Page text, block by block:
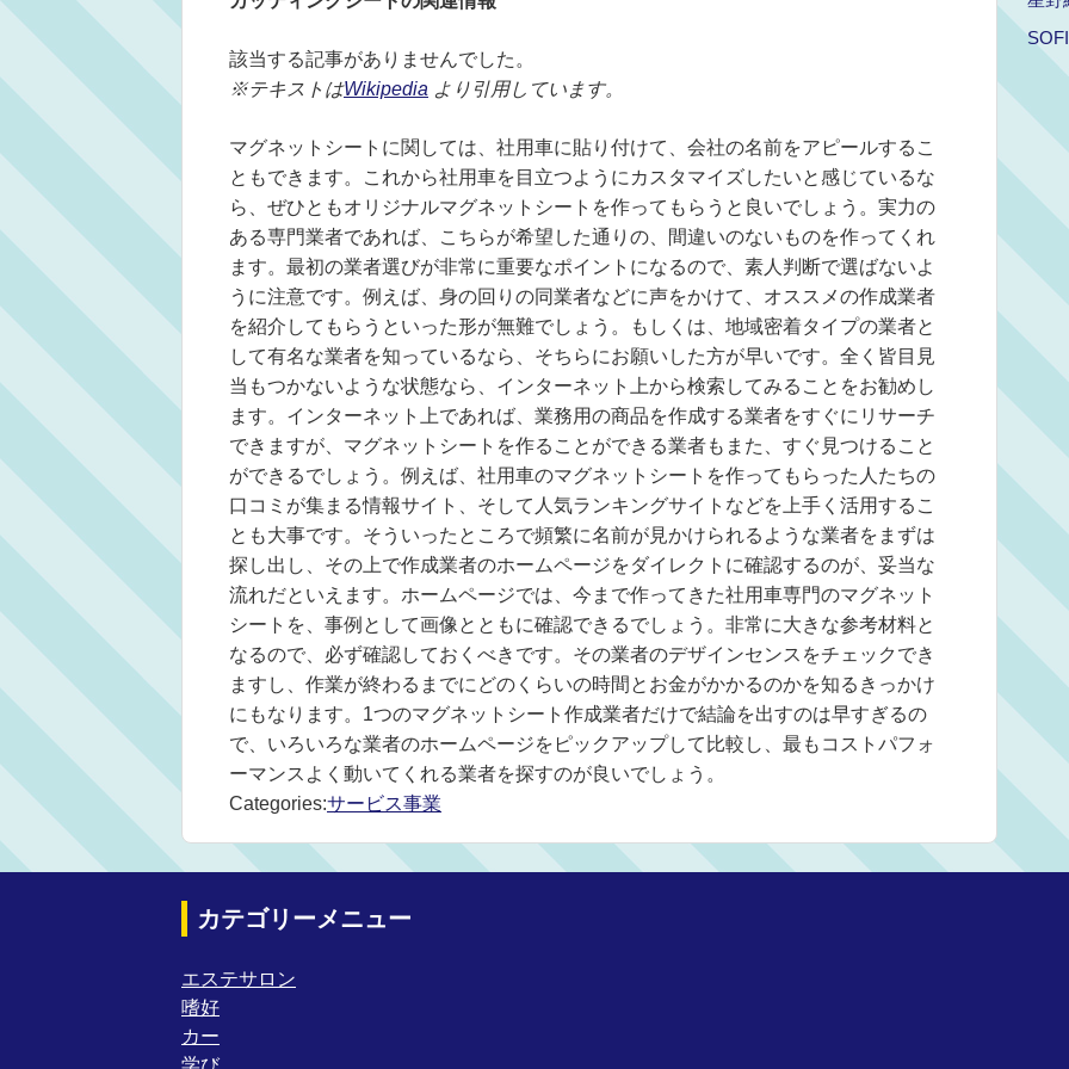
該当する記事がありませんでした。
※テキストはWikipedia より引用しています。
マグネットシートに関しては、社用車に貼り付けて、会社の名前をアピールするこ
ともできます。これから社用車を目立つようにカスタマイズしたいと感じているな
ら、ぜひともオリジナルマグネットシートを作ってもらうと良いでしょう。実力の
ある専門業者であれば、こちらが希望した通りの、間違いのないものを作ってくれ
ます。最初の業者選びが非常に重要なポイントになるので、素人判断で選ばないよ
うに注意です。例えば、身の回りの同業者などに声をかけて、オススメの作成業者
を紹介してもらうといった形が無難でしょう。もしくは、地域密着タイプの業者と
して有名な業者を知っているなら、そちらにお願いした方が早いです。全く皆目見
当もつかないような状態なら、インターネット上から検索してみることをお勧めし
ます。インターネット上であれば、業務用の商品を作成する業者をすぐにリサーチ
できますが、マグネットシートを作ることができる業者もまた、すぐ見つけること
ができるでしょう。例えば、社用車のマグネットシートを作ってもらった人たちの
口コミが集まる情報サイト、そして人気ランキングサイトなどを上手く活用するこ
とも大事です。そういったところで頻繁に名前が見かけられるような業者をまずは
探し出し、その上で作成業者のホームページをダイレクトに確認するのが、妥当な
流れだといえます。ホームページでは、今まで作ってきた社用車専門のマグネット
シートを、事例として画像とともに確認できるでしょう。非常に大きな参考材料と
なるので、必ず確認しておくべきです。その業者のデザインセンスをチェックでき
ますし、作業が終わるまでにどのくらいの時間とお金がかかるのかを知るきっかけ
にもなります。1つのマグネットシート作成業者だけで結論を出すのは早すぎるの
で、いろいろな業者のホームページをピックアップして比較し、最もコストパフォ
ーマンスよく動いてくれる業者を探すのが良いでしょう。
Categories:サービス事業
カテゴリーメニュー
エステサロン
嗜好
カー
学び